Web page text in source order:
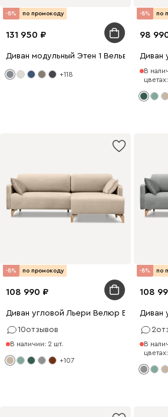
-8% по промокоду
131 950
Диван модульный Этен 1 Вельвет
+118
-8% по
98
Диван
В
-8% по промокоду
108 990
Диван угловой Льери Велюр Бежевый
10отзывов
В наличии: 2 шт.
+107
-8% по
108
Диван
2
В